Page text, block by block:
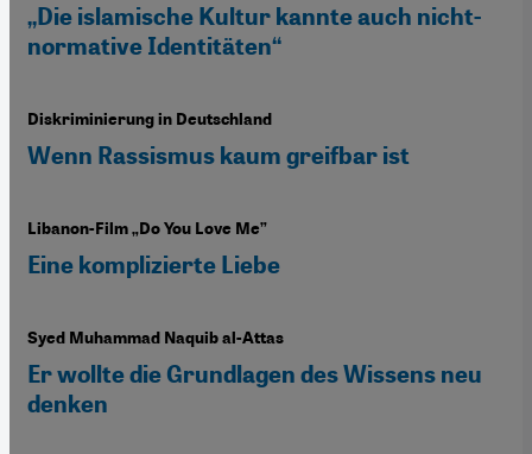
„Die islamische Kultur kannte auch nicht-
normative Identitäten“
Diskriminierung in Deutschland
Wenn Rassismus kaum greifbar ist
Libanon-Film „Do You Love Me”
Eine komplizierte Liebe
Syed Muhammad Naquib al-Attas
Er wollte die Grundlagen des Wissens neu
denken